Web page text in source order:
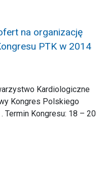
na organizację
PTK w 2014
Kardiologiczne
Kongres Polskiego
Termin Kongresu: 18 – 20